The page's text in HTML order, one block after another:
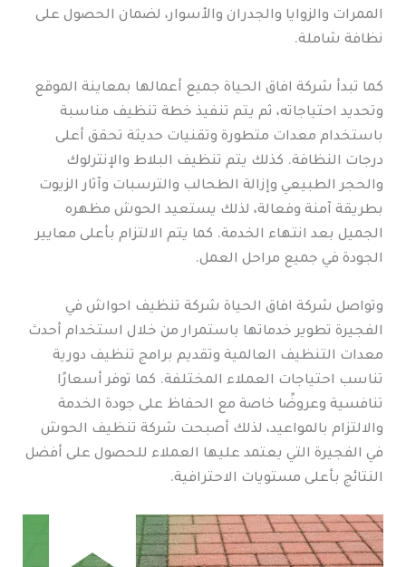
الممرات والزوايا والجدران والأسوار، لضمان الحصول على
نظافة شاملة.
كما تبدأ شركة افاق الحياة جميع أعمالها بمعاينة الموقع
وتحديد احتياجاته، ثم يتم تنفيذ خطة تنظيف مناسبة
باستخدام معدات متطورة وتقنيات حديثة تحقق أعلى
درجات النظافة. كذلك يتم تنظيف البلاط والإنترلوك
والحجر الطبيعي وإزالة الطحالب والترسبات وآثار الزيوت
بطريقة آمنة وفعالة، لذلك يستعيد الحوش مظهره
الجميل بعد انتهاء الخدمة. كما يتم الالتزام بأعلى معايير
الجودة في جميع مراحل العمل.
وتواصل شركة افاق الحياة شركة تنظيف احواش في
الفجيرة تطوير خدماتها باستمرار من خلال استخدام أحدث
معدات التنظيف العالمية وتقديم برامج تنظيف دورية
تناسب احتياجات العملاء المختلفة. كما توفر أسعارًا
تنافسية وعروضًا خاصة مع الحفاظ على جودة الخدمة
والالتزام بالمواعيد، لذلك أصبحت شركة تنظيف الحوش
في الفجيرة التي يعتمد عليها العملاء للحصول على أفضل
النتائج بأعلى مستويات الاحترافية.